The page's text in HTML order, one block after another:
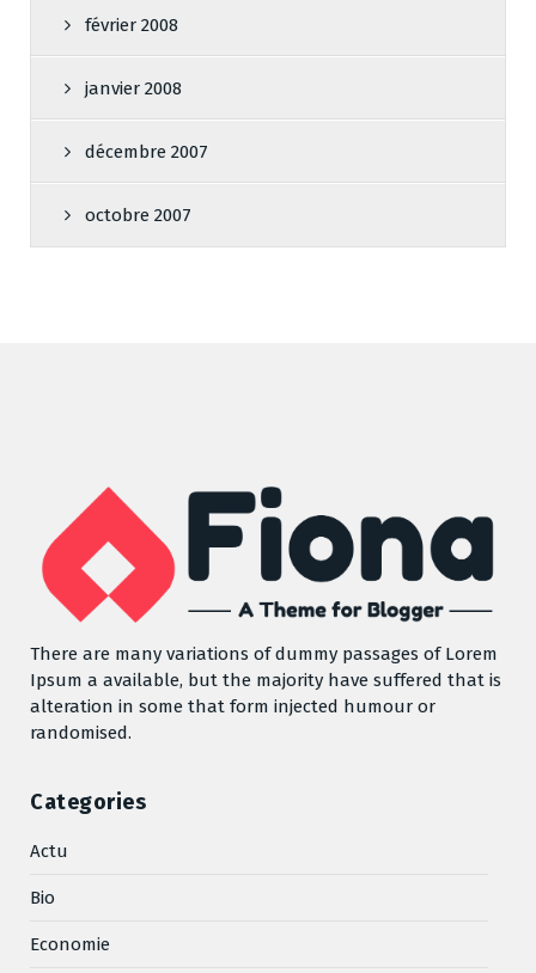
février 2008
janvier 2008
décembre 2007
octobre 2007
There are many variations of dummy passages of Lorem
Ipsum a available, but the majority have suffered that is
alteration in some that form injected humour or
randomised.
Categories
Actu
Bio
Economie